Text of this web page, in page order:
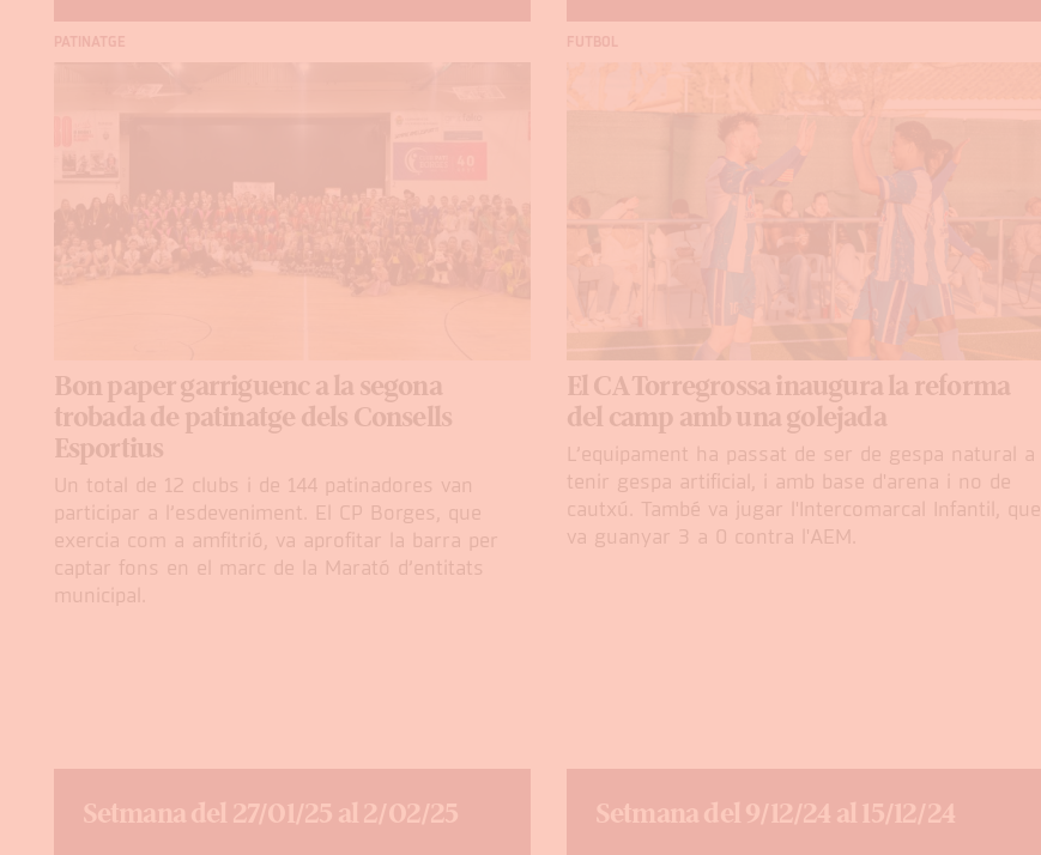
PATINATGE
Bon paper garriguenc a la segona
trobada de patinatge dels Consells
Esportius
Un total de 12 clubs i de 144 patinadores van
participar a l’esdeveniment. El CP Borges, que
exercia com a amfitrió, va aprofitar la barra per
captar fons en el marc de la Marató d’entitats
municipal.
FUTBOL
El CA Torregrossa inaugura la reforma
del camp amb una golejada
L’equipament ha passat de ser de gespa natural a
tenir gespa artificial, i amb base d'arena i no de
cautxú. També va jugar l'Intercomarcal Infantil, que
va guanyar 3 a 0 contra l'AEM.
Setmana del 27/01/25 al 2/02/25 Setmana del 9/12/24 al 15/12/24